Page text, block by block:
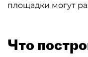
площадки могут
Что